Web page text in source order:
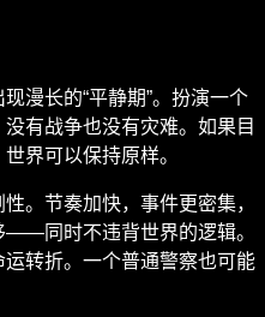
漫长的“平静期”。扮演一个
有战争也没有灾难。如果目
界可以保持原样。
。节奏加快，事件更密集，
——同时不违背世界的逻辑。
转折。一个普通警察也可能